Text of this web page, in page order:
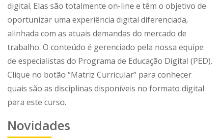
digital. Elas são totalmente on-line e têm o objetivo de
oportunizar uma experiência digital diferenciada,
alinhada com as atuais demandas do mercado de
trabalho. O conteúdo é gerenciado pela nossa equipe
de especialistas do Programa de Educação Digital (PED).
Clique no botão “Matriz Curricular” para conhecer
quais são as disciplinas disponíveis no formato digital
para este curso.
Novidades